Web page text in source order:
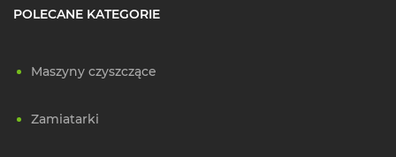
POLECANE KATEGORIE
Maszyny czyszczące
Zamiatarki